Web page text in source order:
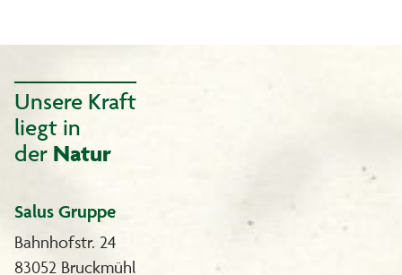
Unsere Kraft
liegt in
der Natur
Salus Gruppe
Bahnhofstr. 24
83052 Bruckmühl